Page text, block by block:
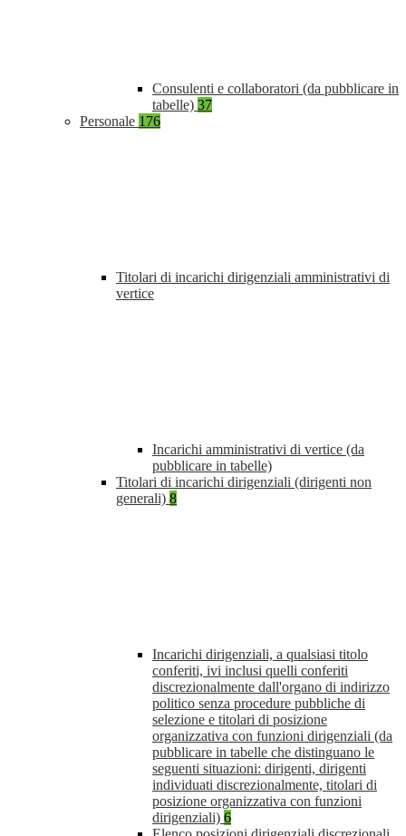
Consulenti e collaboratori (da pubblicare in
tabelle) 37
Personale 176
Titolari di incarichi dirigenziali amministrativi di
vertice
Incarichi amministrativi di vertice (da
pubblicare in tabelle)
Titolari di incarichi dirigenziali (dirigenti non
generali) 8
Incarichi dirigenziali, a qualsiasi titolo
conferiti, ivi inclusi quelli conferiti
discrezionalmente dall'organo di indirizzo
politico senza procedure pubbliche di
selezione e titolari di posizione
organizzativa con funzioni dirigenziali (da
pubblicare in tabelle che distinguano le
seguenti situazioni: dirigenti, dirigenti
individuati discrezionalmente, titolari di
posizione organizzativa con funzioni
dirigenziali) 6